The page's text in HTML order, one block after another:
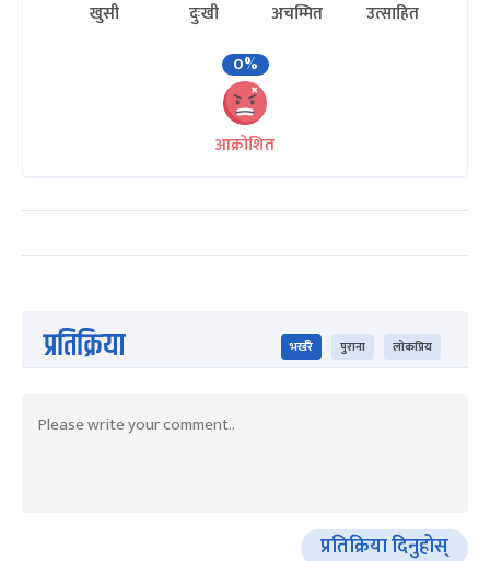
खुसी दुःखी अचम्मित
उत्साहित
0%
आक्रोशित
प्रतिक्रिया भर्खरै पुराना लोकप्रिय
प्रतिक्रिया दिनुहोस्